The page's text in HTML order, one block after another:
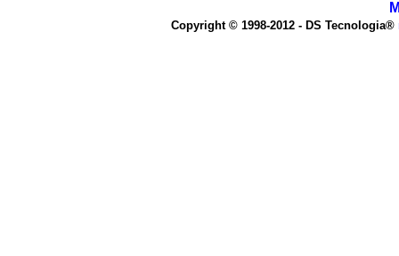
Copyright © 1998-2012 - DS Tecnologia®